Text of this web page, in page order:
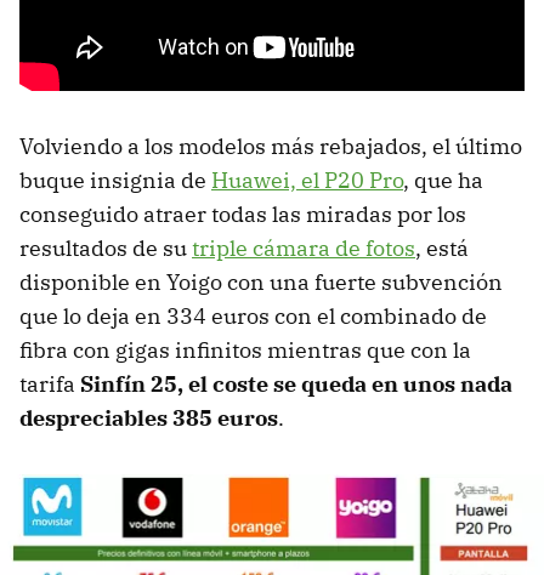
Volviendo a los modelos más rebajados, el último
buque insignia de Huawei, el P20 Pro, que ha
conseguido atraer todas las miradas por los
resultados de sutriple cámara de fotos, está
disponible en Yoigo con una fuerte subvención
que lo deja en 334 euros con el combinado de
fibra con gigas infinitos mientras que con la
tarifa Sinfín 25, el coste se queda en unos nada
despreciables 385 euros.